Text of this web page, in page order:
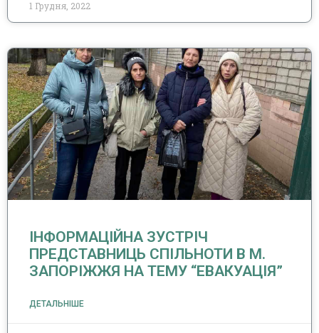
1 Грудня, 2022
ІНФОРМАЦІЙНА ЗУСТРІЧ
ПРЕДСТАВНИЦЬ СПІЛЬНОТИ В М.
ЗАПОРІЖЖЯ НА ТЕМУ “ЕВАКУАЦІЯ”
ДЕТАЛЬНІШЕ